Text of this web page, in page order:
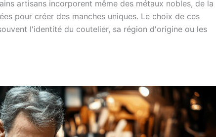
artisans incorporent même des métaux nobles, de la
pour créer des manches uniques. Le choix de ces
l'identité du coutelier, sa région d'origine ou les